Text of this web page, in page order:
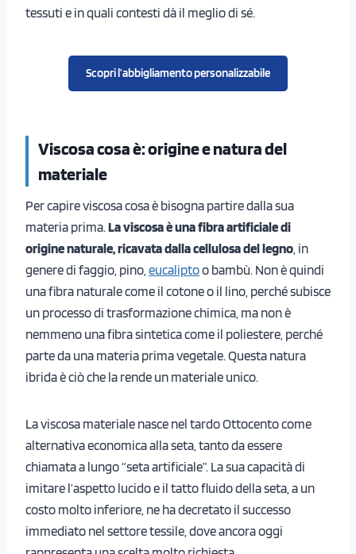
tessuti e in quali contesti dà il meglio di sé.
Scopri l’abbigliamento personalizzabile
Viscosa cosa è: origine e natura del
materiale
Per capire viscosa cosa è bisogna partire dalla sua
materia prima. La viscosa è una fibra artificiale di
origine naturale, ricavata dalla cellulosa del legno , in
genere di faggio, pino, eucaliptoo bambù. Non è quindi
una fibra naturale come il cotone o il lino, perché subisce
un processo di trasformazione chimica, ma non è
nemmeno una fibra sintetica come il poliestere, perché
parte da una materia prima vegetale. Questa natura
ibrida è ciò che la rende un materiale unico.
La viscosa materiale nasce nel tardo Ottocento come
alternativa economica alla seta, tanto da essere
chiamata a lungo “seta artificiale”. La sua capacità di
imitare l’aspetto lucido e il tatto fluido della seta, a un
costo molto inferiore, ne ha decretato il successo
immediato nel settore tessile, dove ancora oggi